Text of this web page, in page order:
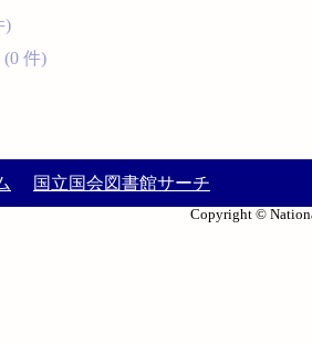
)
件)
国立国会図書館サーチ
Copyright ©